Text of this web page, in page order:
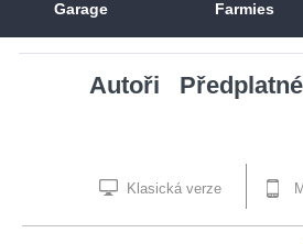
Garage Farmies
Autoři Předplatné
Klasická verze